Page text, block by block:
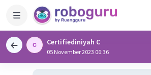
Certifiediniyah C
05 November 2023 06:36